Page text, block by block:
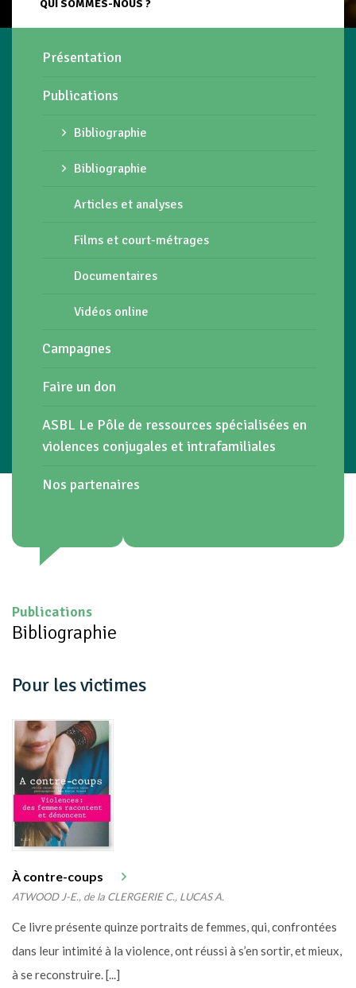
QUI SOMMES-NOUS ?
Présentation
Publications
Bibliographie
Bibliographie
Articles et analyses
Films et court-métrages
Documentaires
Vidéos online
Campagnes
Faire un don
ASBL Le Pôle de ressources spécialisées en
violences conjugales et intrafamiliales
Nos partenaires
Publications
Bibliographie
Pour les victimes
À contre-coups
ATWOOD J-E., de la CLERGERIE C., LUCAS A.
Ce livre présente quinze portraits de femmes, qui, confrontées
dans leur intimité à la violence, ont réussi à s’en sortir, et mieux,
à se reconstruire. [...]